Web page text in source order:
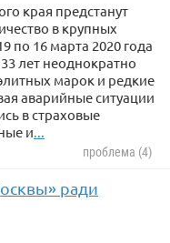
края предстанут
в крупных
по 16 марта 2020 года
лет неоднократно
марок и редкие
аварийные ситуации
в страховые
и
проблема (4)
ради